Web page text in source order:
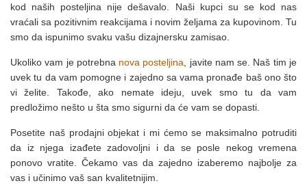
kod naših posteljina nije dešavalo. Naši kupci su se kod nas
vraćali sa pozitivnim reakcijama i novim željama za kupovinom. Tu
smo da ispunimo svaku vašu dizajnersku zamisao.
Ukoliko vam je potrebna nova posteljina , javite nam se. Naš tim je
uvek tu da vam pomogne i zajedno sa vama pronađe baš ono što
vi želite. Takođe, ako nemate ideju, uvek smo tu da vam
predložimo nešto u šta smo sigurni da će vam se dopasti.
Posetite naš prodajni objekat i mi ćemo se maksimalno potruditi
da iz njega izađete zadovoljni i da se posle nekog vremena
ponovo vratite. Čekamo vas da zajedno izaberemo najbolje za
vas i učinimo vaš san kvalitetnijim.